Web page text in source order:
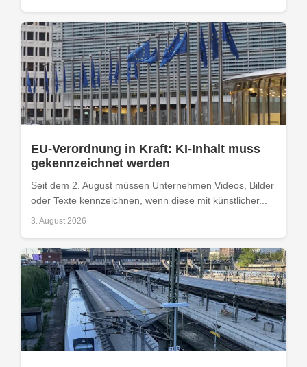
EU-Verordnung in Kraft: KI-Inhalt muss
gekennzeichnet werden
Seit dem 2. August müssen Unternehmen Videos, Bilder
oder Texte kennzeichnen, wenn diese mit künstlicher...
3. August 2026